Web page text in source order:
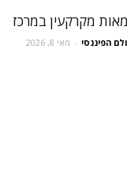
מקרקעין במרכז
הפיננסי - מאי 8, 2026